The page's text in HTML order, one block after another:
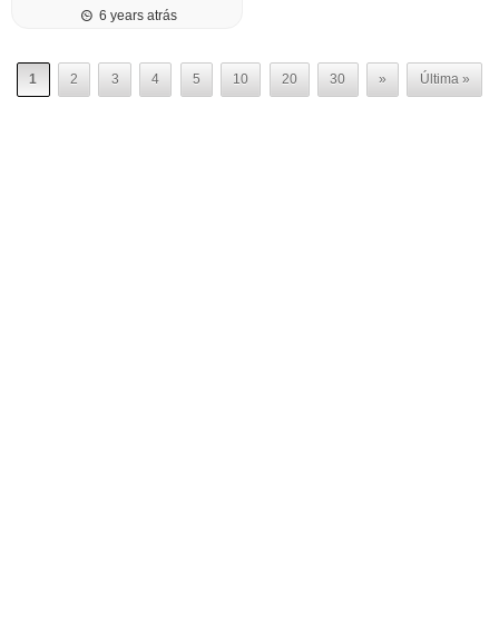
6 years atrás
1 2 3 4 5 10 20 30 » Última »